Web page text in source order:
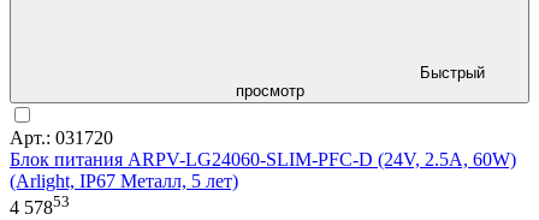
Быстрый
просмотр
Арт.: 031720
Блок питания ARPV-LG24060-SLIM-PFC-D (24V, 2.5A, 60W)
(Arlight, IP67 Металл, 5 лет)
4 57853